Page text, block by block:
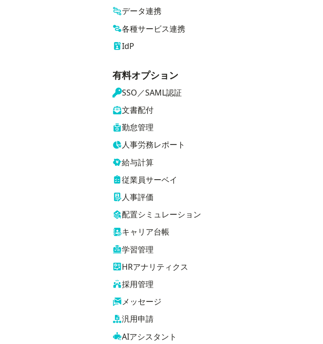
データ連携
各種サービス連携
IdP
有料オプション
SSO／SAML認証
文書配付
勤怠管理
人事労務レポート
給与計算
従業員サーベイ
人事評価
配置シミュレーション
キャリア台帳
学習管理
HRアナリティクス
採用管理
メッセージ
汎用申請
AIアシスタント